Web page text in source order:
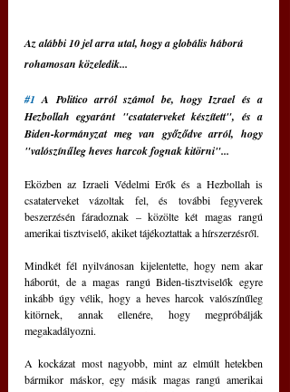
Az alábbi 10 jel arra utal, hogy a globális háború
rohamosan közeledik...
#1 A Politico arról számol be, hogy Izrael és a
Hezbollah egyaránt "csataterveket készített", és a
Biden-kormányzat meg van győződve arról, hogy
"valószínűleg heves harcok fognak kitörni"...
Eközben az Izraeli Védelmi Erők és a Hezbollah is
csataterveket vázoltak fel, és további fegyverek
beszerzésén fáradoznak – közölte két magas rangú
amerikai tisztviselő, akiket tájékoztattak a hírszerzésről.
Mindkét fél nyilvánosan kijelentette, hogy nem akar
háborút, de a magas rangú Biden-tisztviselők egyre
inkább úgy vélik, hogy a heves harcok valószínűleg
kitörnek, annak ellenére, hogy megpróbálják
megakadályozni.
A kockázat most nagyobb, mint az elmúlt hetekben
bármikor máskor, egy másik magas rangú amerikai